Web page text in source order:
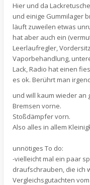
Hier und da
und einige Gummilager
läuft zuweilen etwas
hat aber auch ein
Leerlaufregler,
Vaporbehandlung,
Lack, Radio hat einen
es ok. Berührt man
und will kaum wieder an
Bremsen vorne.
Stoßdämpfer vorn.
Also alles in allem
unnötiges To do:
-vielleicht mal ein paar
draufschrauben, die ich
Vergleichsgutachten